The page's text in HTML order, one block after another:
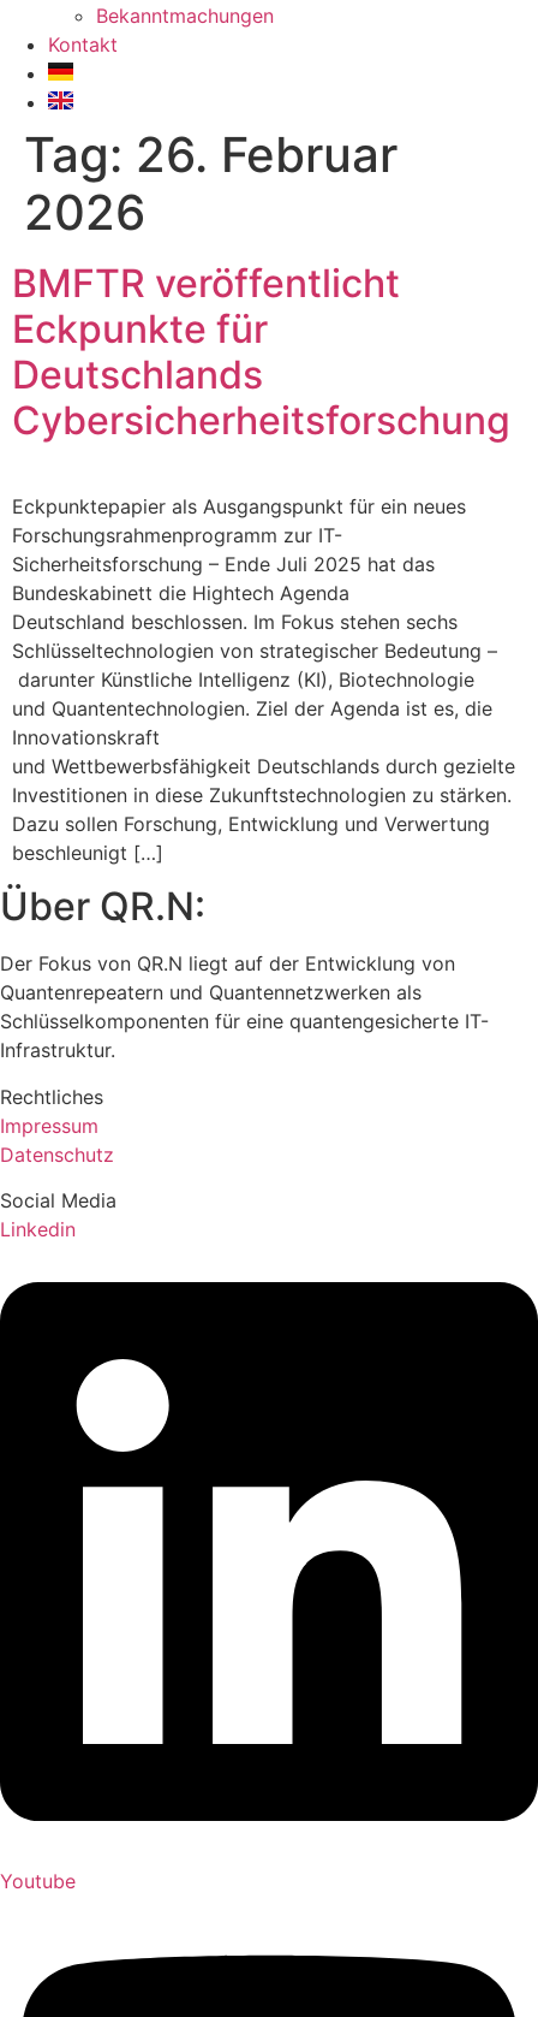
Bekanntmachungen
Kontakt
Tag: 26. Februar
2026
BMFTR veröffentlicht
Eckpunkte für
Deutschlands
Cybersicherheitsforschung
Eckpunktepapier als Ausgangspunkt für ein neues
Forschungsrahmenprogramm zur IT-
Sicherheitsforschung – Ende Juli 2025 hat das
Bundeskabinett die Hightech Agenda
Deutschland beschlossen. Im Fokus stehen sechs
Schlüsseltechnologien von strategischer Bedeutung –
darunter Künstliche Intelligenz (KI), Biotechnologie
und Quantentechnologien. Ziel der Agenda ist es, die
Innovationskraft
und Wettbewerbsfähigkeit Deutschlands durch gezielte
Investitionen in diese Zukunftstechnologien zu stärken.
Dazu sollen Forschung, Entwicklung und Verwertung
beschleunigt […]
Über QR.N:
Der Fokus von QR.N liegt auf der Entwicklung von
Quantenrepeatern und Quantennetzwerken als
Schlüsselkomponenten für eine quantengesicherte IT-
Infrastruktur.
Rechtliches
Impressum
Datenschutz
Social Media
Linkedin
Youtube